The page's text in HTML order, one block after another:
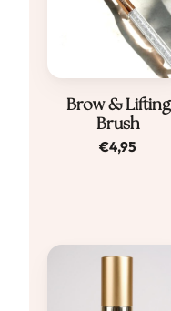
Brow & Lifting
Brush
€4,95